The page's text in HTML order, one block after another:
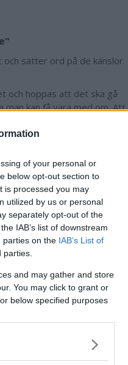
of your personal or
below opt-out section to
is processed you may
utilized by us or personal
separately opt-out of the
IAB’s list of downstream
parties on the IAB’s List of
and may gather and store
You may click to grant or
below specified purposes
sätter ord på de känslor
och hoppas att det ska gå
kan få vara med om. Att
mycket arbete och alla
så är det här det bästa
71 16